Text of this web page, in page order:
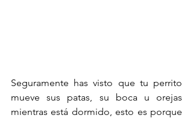
Seguramente has visto que tu perrito
mueve sus patas, su boca u orejas
mientras está dormido, esto es porque